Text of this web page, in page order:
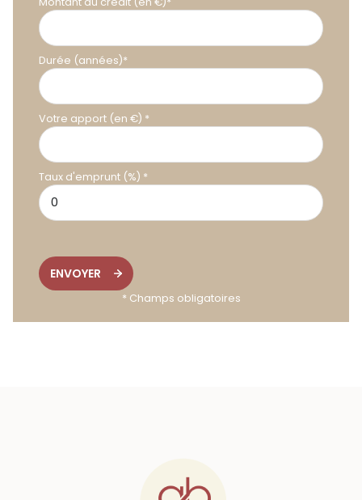
Durée (années)*
Votre apport (en €) *
Taux d'emprunt (%) *
ENVOYER
* Champs obligatoires